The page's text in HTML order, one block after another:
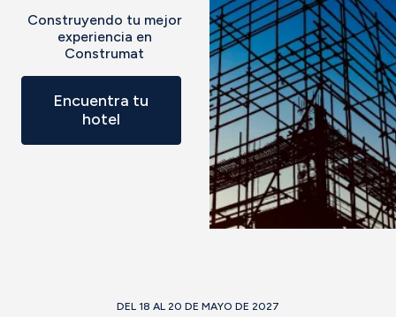
Construyendo tu mejor
experiencia en
Construmat
Encuentra tu
hotel
DEL 18 AL 20 DE MAYO DE 2027